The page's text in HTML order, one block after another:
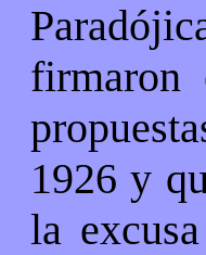
firmaron
1926 y
la